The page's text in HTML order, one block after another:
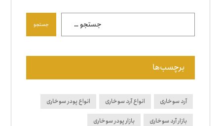
جستجو
برچسب‌ها
آرد سوخاری انواع آرد سوخاری انواع پودر سوخاری
بازار آرد سوخاری بازار پودر سوخاری